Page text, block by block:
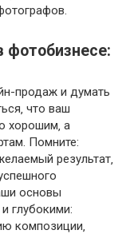
фотобизнесе:
продаж и думать
что ваш
хорошим‚ а
Помните:
результат‚
основы
глубокими:
композиции‚